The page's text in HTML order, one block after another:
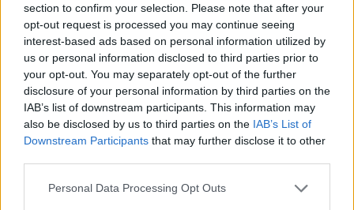
section to confirm your selection. Please note that after your
opt-out request is processed you may continue seeing
interest-based ads based on personal information utilized by
us or personal information disclosed to third parties prior to
your opt-out. You may separately opt-out of the further
disclosure of your personal information by third parties on the
IAB’s list of downstream participants. This information may
also be disclosed by us to third parties on the IAB’s List of
Downstream Participants that may further disclose it to other
Please note that this website/app uses one or more Google
Personal Data Processing Opt Outs
Fotó:Getty Images
A sajtófotózásra pedig a márka egy sikkes fekete
estélyijét is felvette, amit deréktájon gyönyörű
pillangó applikációk tettek még látványosabbá: